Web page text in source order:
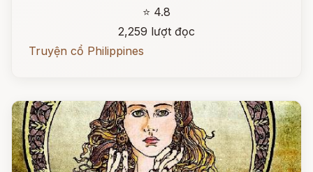
⭐ 4.8
2,259 lượt đọc
Truyện cổ Philippines